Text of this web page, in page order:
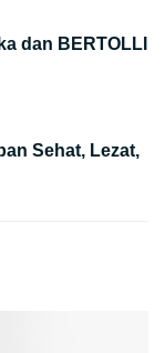
dan BERTOLLI
Sehat, Lezat,